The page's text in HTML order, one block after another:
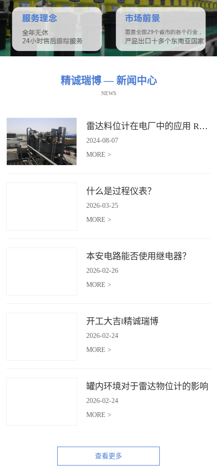
精诚瑞博 — 新闻中心
NEWS
雷达料位计在电厂中的应用 RBRDZB-71-6-C
2024-08-07
MORE >
什么是过程仪表？
2026-03-25
MORE >
本安电路能否使用继电器？
2026-02-26
MORE >
开工大吉‖精诚瑞博
2026-02-24
MORE >
罐内环境对于雷达物位计的影响
2026-02-24
MORE >
查看更多